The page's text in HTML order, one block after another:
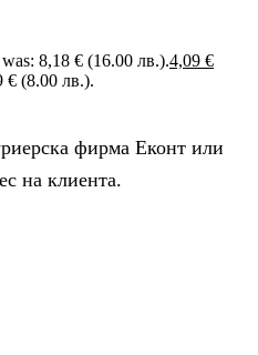
8,18 € (16.00 лв.).4,09 €
€ (8.00 лв.).
фирма Еконт или
на клиента.